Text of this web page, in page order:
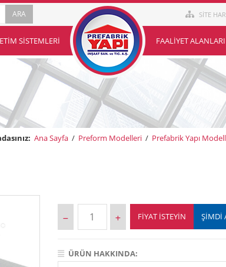
SİTE
SISTEMLERI FAALIYET ALANLARI
Ana Sayfa / Preform Modelleri / Prefabrik Yapı
FIYAT İSTEYIN ŞİMDİ
ÜRÜN HAKKINDA: